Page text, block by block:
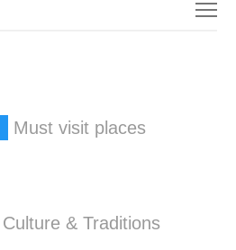
Must visit places
Culture & Traditions